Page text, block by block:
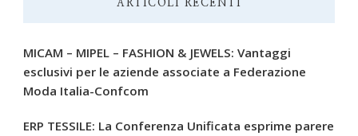
ARTICOLI RECENTI
MICAM – MIPEL – FASHION & JEWELS: Vantaggi
esclusivi per le aziende associate a Federazione
Moda Italia-Confcom
ERP TESSILE: La Conferenza Unificata esprime parere